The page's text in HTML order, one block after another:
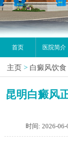
首页 医院简介
主页 > 白癜风饮食
昆明白癜风
时间: 2026-06-